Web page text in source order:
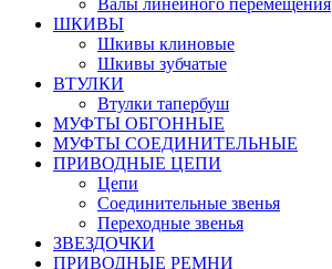
Валы линейного перемещения
ШКИВЫ
Шкивы клиновые
Шкивы зубчатые
ВТУЛКИ
Втулки тапербуш
МУФТЫ ОБГОННЫЕ
МУФТЫ СОЕДИНИТЕЛЬНЫЕ
ПРИВОДНЫЕ ЦЕПИ
Цепи
Соединительные звенья
Переходные звенья
ЗВЕЗДОЧКИ
ПРИВОДНЫЕ РЕМНИ